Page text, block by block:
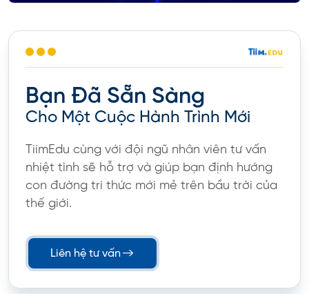
Bạn Đã Sẵn Sàng
Cho Một Cuộc Hành Trình Mới
TiimEdu cùng với đội ngũ nhân viên tư vấn
nhiệt tình sẽ hỗ trợ và giúp bạn định hướng
con đường tri thức mới mẻ trên bầu trời của
thế giới.
Liên hệ tư vấn